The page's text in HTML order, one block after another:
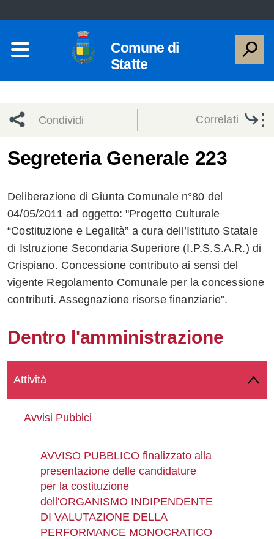
Comune di
Statte
Condividi
network
Condividi
Condividi
Facebook
su
Twitter
Condividi
su
Facebook
Condividi
su
Whatsapp
Correlati
Segreteria Generale 223
Deliberazione di Giunta Comunale n°80 del
04/05/2011 ad oggetto: "Progetto Culturale
“Costituzione e Legalità” a cura dell’Istituto Statale
di Istruzione Secondaria Superiore (I.P.S.S.A.R.) di
Crispiano. Concessione contributo ai sensi del
vigente Regolamento Comunale per la concessione
contributi. Assegnazione risorse finanziarie".
Dentro l'amministrazione
Attività
Avvisi Pubblci
AVVISO PUBBLICO finalizzato alla
presentazione delle candidature
per la costituzione
dell'ORGANISMO INDIPENDENTE
DI VALUTAZIONE DELLA
PERFORMANCE MONOCRATICO